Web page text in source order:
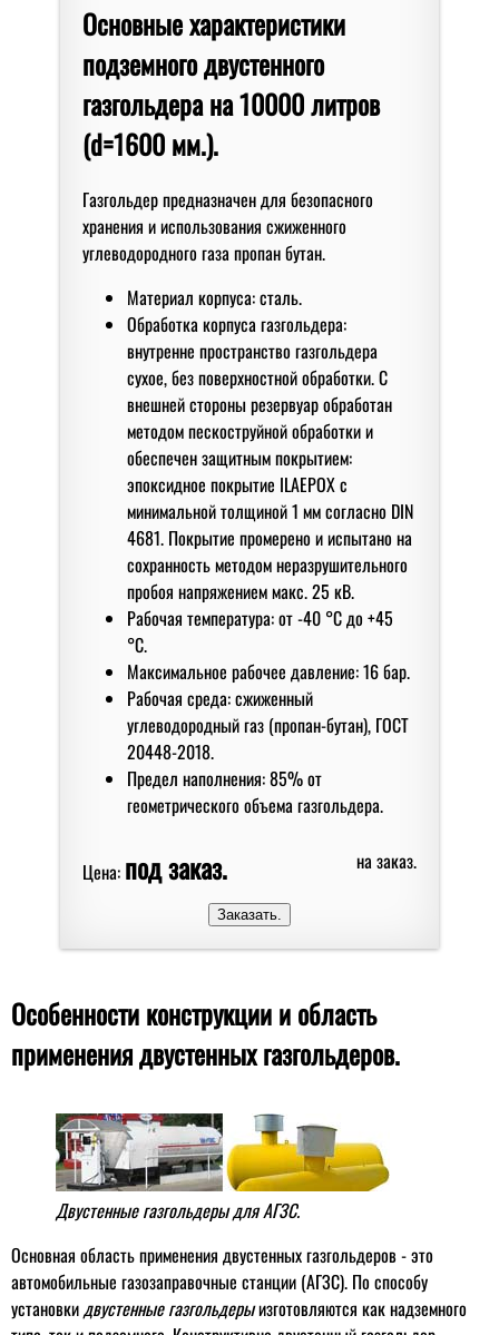
Особенности конструкции и область
применения двустенных газгольдеров.
Двустенные газгольдеры для АГЗС.
Основная область применения двустенных газгольдеров - это
автомобильные газозаправочные станции (АГЗС). По способу
установкидвустенные газгольдерыизготовляются как надземного
Основные характеристики
подземного двустенного
газгольдера на 10000 литров
(d=1600 мм.).
Газгольдер предназначен для безопасного
хранения и использования сжиженного
углеводородного газа пропан бутан.
Материал корпуса: сталь.
Обработка корпуса газгольдера:
внутренне пространство газгольдера
сухое, без поверхностной обработки. С
внешней стороны резервуар обработан
методом пескоструйной обработки и
обеспечен защитным покрытием:
эпоксидное покрытие ILAEPOX с
минимальной толщиной 1 мм согласно DIN
4681. Покрытие промерено и испытано на
сохранность методом неразрушительного
пробоя напряжением макс. 25 кВ.
Рабочая температура: от -40 °C до +45
°C.
Максимальное рабочее давление: 16 бар.
Рабочая среда: сжиженный
углеводородный газ (пропан-бутан), ГОСТ
20448-2018.
Предел наполнения: 85% от
геометрического объема газгольдера.
Цена: под заказ. на заказ.